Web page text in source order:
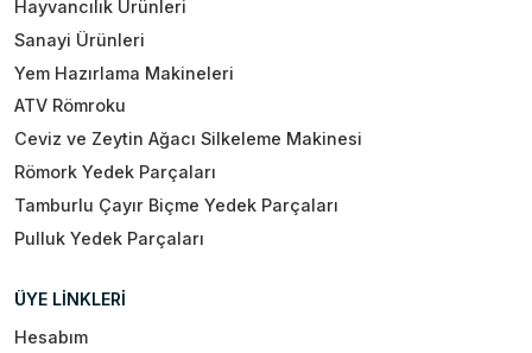
Hayvancılık Ürünleri
Sanayi Ürünleri
Yem Hazırlama Makineleri
ATV Römroku
Ceviz ve Zeytin Ağacı Silkeleme Makinesi
Römork Yedek Parçaları
Tamburlu Çayır Biçme Yedek Parçaları
Pulluk Yedek Parçaları
ÜYE LİNKLERİ
Hesabım